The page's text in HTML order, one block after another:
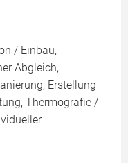
/ Einbau,
Abgleich,
Erstellung
Thermografie /